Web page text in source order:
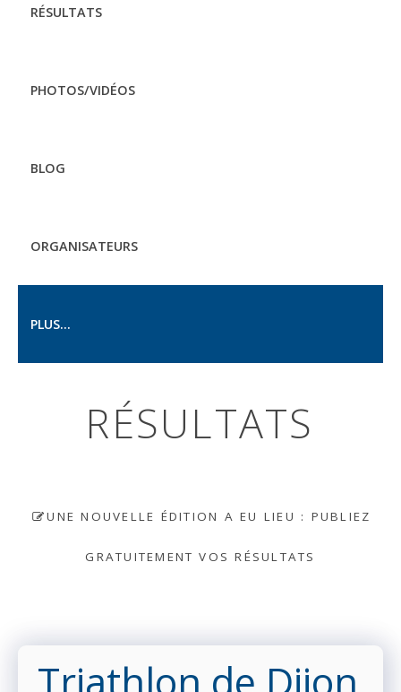
RÉSULTATS
PHOTOS/VIDÉOS
BLOG
ORGANISATEURS
PLUS...
RÉSULTATS
UNE NOUVELLE ÉDITION A EU LIEU : PUBLIEZ
GRATUITEMENT VOS RÉSULTATS